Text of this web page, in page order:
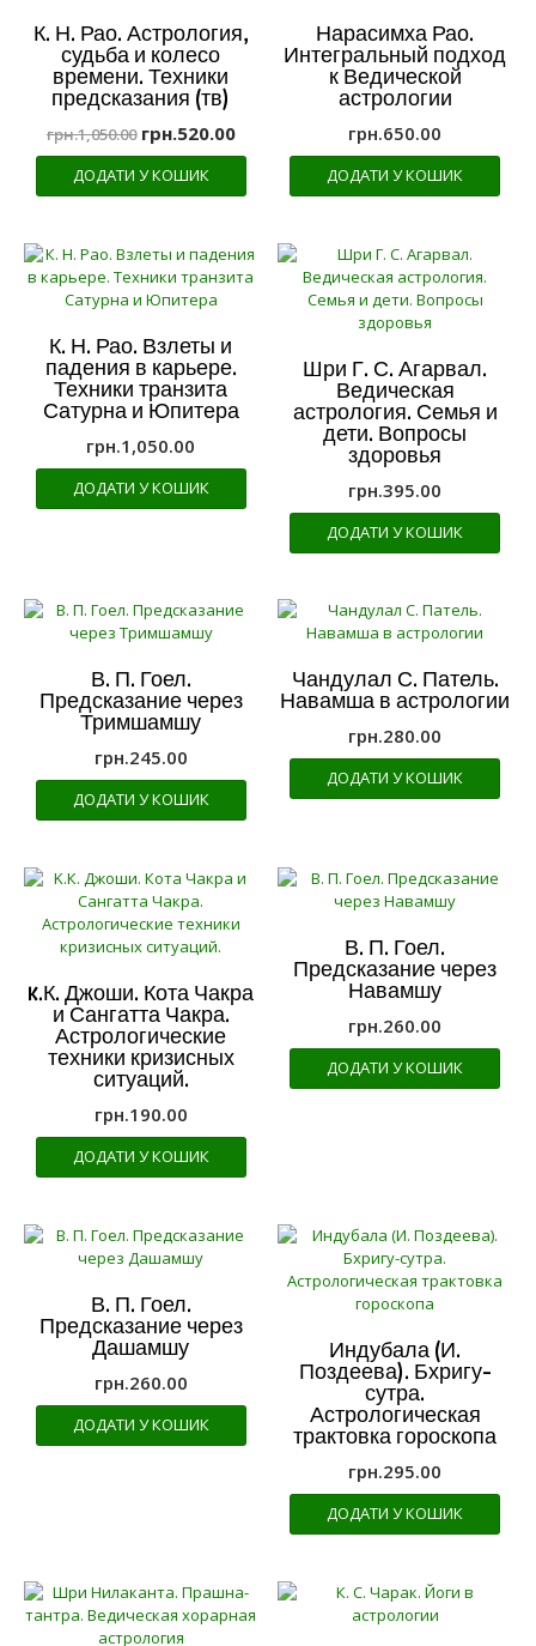
К. Н. Рао. Астрология,
судьба и колесо
времени. Техники
предсказания (тв)
грн.1,050.00 грн.520.00
ДОДАТИ У КОШИК
Нарасимха Рао.
Интегральный подход
к Ведической
астрологии
грн.650.00
ДОДАТИ У КОШИК
К. Н. Рао. Взлеты и
падения в карьере.
Техники транзита
Сатурна и Юпитера
грн.1,050.00
ДОДАТИ У КОШИК
Шри Г. С. Агарвал.
Ведическая
астрология. Семья и
дети. Вопросы
здоровья
грн.395.00
ДОДАТИ У КОШИК
В. П. Гоел.
Предсказание через
Тримшамшу
грн.245.00
ДОДАТИ У КОШИК
Чандулал С. Патель.
Навамша в астрологии
грн.280.00
ДОДАТИ У КОШИК
K.К. Джоши. Кота Чакра
и Сангатта Чакра.
Астрологические
техники кризисных
ситуаций.
грн.190.00
ДОДАТИ У КОШИК
В. П. Гоел.
Предсказание через
Навамшу
грн.260.00
ДОДАТИ У КОШИК
В. П. Гоел.
Предсказание через
Дашамшу
грн.260.00
ДОДАТИ У КОШИК
Индубала (И.
Поздеева). Бхригу-
сутра.
Астрологическая
трактовка гороскопа
грн.295.00
ДОДАТИ У КОШИК